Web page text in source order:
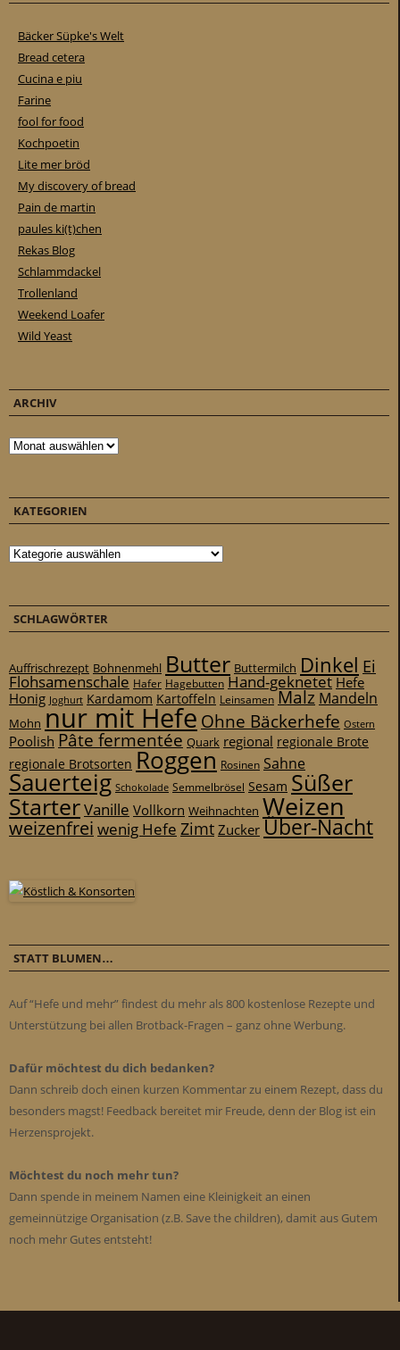
Bäcker Süpke's Welt
Bread cetera
Cucina e piu
Farine
fool for food
Kochpoetin
Lite mer bröd
My discovery of bread
Pain de martin
paules ki(t)chen
Rekas Blog
Schlammdackel
Trollenland
Weekend Loafer
Wild Yeast
ARCHIV
Archiv
KATEGORIEN
Kategorien
SCHLAGWÖRTER
Auffrischrezept Bohnenmehl Butter Buttermilch Dinkel Ei
Flohsamenschale Hafer Hagebutten Hand-geknetet Hefe
Honig Joghurt Kardamom Kartoffeln Leinsamen Malz Mandeln
Mohn nur mit Hefe Ohne Bäckerhefe Ostern
Poolish Pâte fermentée Quark regional regionale Brote
regionale Brotsorten Roggen Rosinen Sahne
Sauerteig Schokolade Semmelbrösel Sesam Süßer
StarterVanille Vollkorn Weihnachten Weizen
weizenfrei wenig Hefe ZimtZuckerÜber-Nacht
STATT BLUMEN…
Auf “Hefe und mehr” findest du mehr als 800 kostenlose Rezepte und
Unterstützung bei allen Brotback-Fragen – ganz ohne Werbung.
Dafür möchtest du dich bedanken?
Dann schreib doch einen kurzen Kommentar zu einem Rezept, dass du
besonders magst! Feedback bereitet mir Freude, denn der Blog ist ein
Herzensprojekt.
Möchtest du noch mehr tun?
Dann spende in meinem Namen eine Kleinigkeit an einen
gemeinnützige Organisation (z.B. Save the children), damit aus Gutem
noch mehr Gutes entsteht!